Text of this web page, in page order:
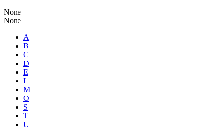
None
None
A
B
C
D
E
I
M
O
S
T
U